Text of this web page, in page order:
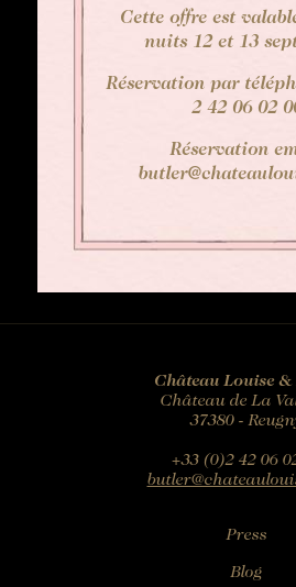
Cette offre est
nuits 12 et 13
Réservation par
2 42 06 02
Réservation
Château Louise
Château de La
37380 -
+33 (0)2 42 06
Press
Blog